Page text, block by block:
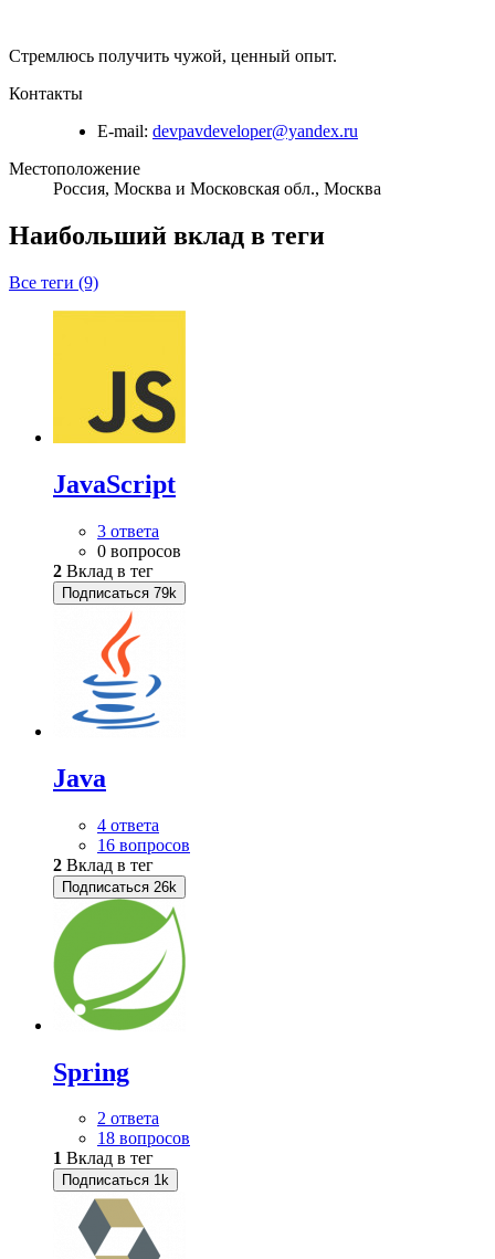
Стремлюсь получить чужой, ценный опыт.
Контакты
E-mail: devpavdeveloper@yandex.ru
Местоположение
Россия, Москва и Московская обл., Москва
Наибольший вклад в теги
Все теги (9)
JavaScript
3 ответа
0 вопросов
2 Вклад в тег
Подписаться 79k
Java
4 ответа
16 вопросов
2 Вклад в тег
Подписаться 26k
Spring
2 ответа
18 вопросов
1 Вклад в тег
Подписаться 1k